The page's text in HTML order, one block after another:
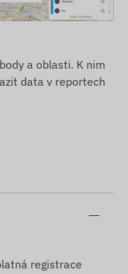
a oblasti. K nim
data v reportech
registrace